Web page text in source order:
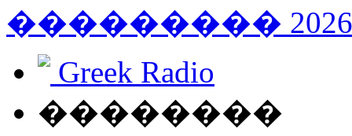
��������� 2026
Greek Radio
��������